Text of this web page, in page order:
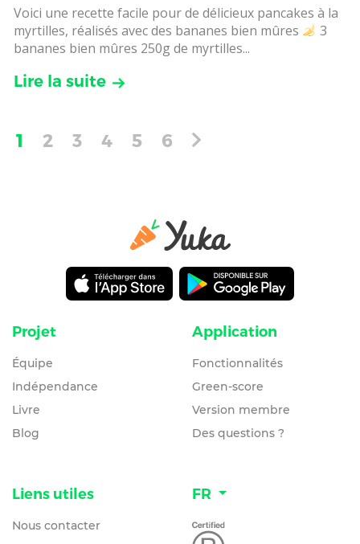
Voici une recette facile pour de délicieux pancakes à la
myrtilles, réalisés avec des bananes bien mûres
3
bananes bien mûres 250g de myrtilles...
Lire la suite
1 2 3 4 5 6
Projet
Équipe
Indépendance
Livre
Blog
Application
Fonctionnalités
Green-score
Version membre
Des questions ?
Liens utiles
Nous contacter
FR